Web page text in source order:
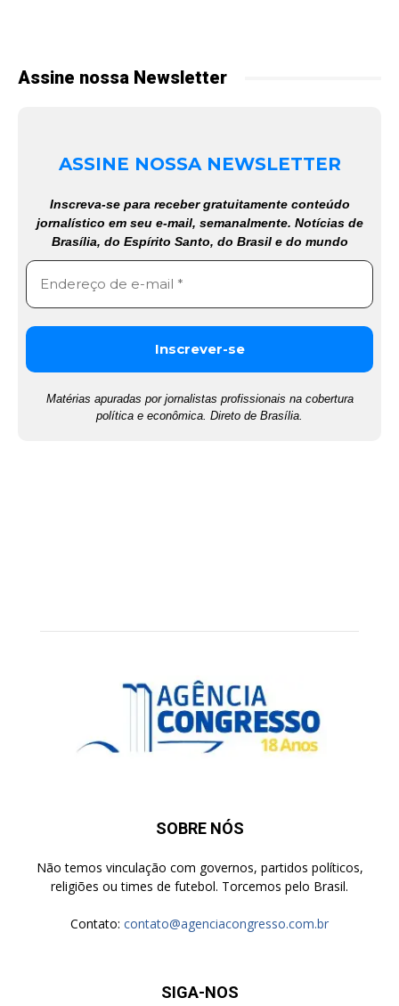
Assine nossa Newsletter
ASSINE NOSSA NEWSLETTER
Inscreva-se para receber gratuitamente conteúdo
jornalístico em seu e-mail, semanalmente. Notícias de
Brasília, do Espírito Santo, do Brasil e do mundo
Matérias apuradas por jornalistas profissionais na cobertura
política e econômica. Direto de Brasília.
SOBRE NÓS
Não temos vinculação com governos, partidos políticos,
religiões ou times de futebol. Torcemos pelo Brasil.
Contato: contato@agenciacongresso.com.br
SIGA-NOS